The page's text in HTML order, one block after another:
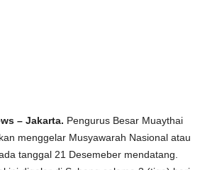
– Jakarta. Pengurus Besar Muaythai
menggelar Musyawarah Nasional atau
tanggal 21 Desemeber mendatang.